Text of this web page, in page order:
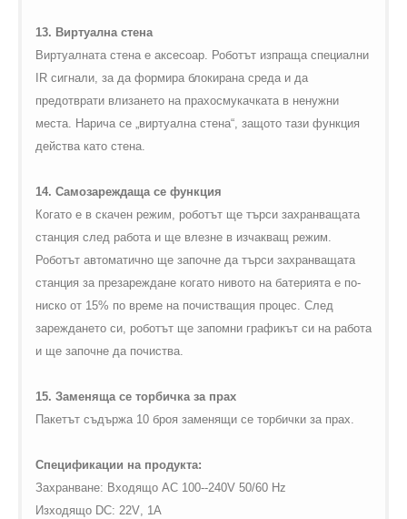
13. Виртуална стена
Виртуалната стена е аксесоар. Роботът изпраща специални
IRсигнали, за да формира блокирана среда и да
предотврати влизането на прахосмукачката в ненужни
места. Нарича се „виртуална стена“, защото тази функция
действа като стена.
14. Самозареждаща се функция
Когато е в скачен режим, роботът ще търси захранващата
станция след работа и ще влезне в изчакващ режим.
Роботът автоматично ще започне да търси захранващата
станция за презареждане когато нивото на батерията е по-
ниско от 15% по време на почистващия процес. След
зареждането си, роботът ще запомни графикът си на работа
и ще започне да почиства.
15. Заменяща се торбичка за прах
Пакетът съдържа 10 броя заменящи се торбички за прах.
Спецификации на продукта:
Захранване: Входящо AC100--240V50/60 Hz
Изходящо DC: 22V, 1A